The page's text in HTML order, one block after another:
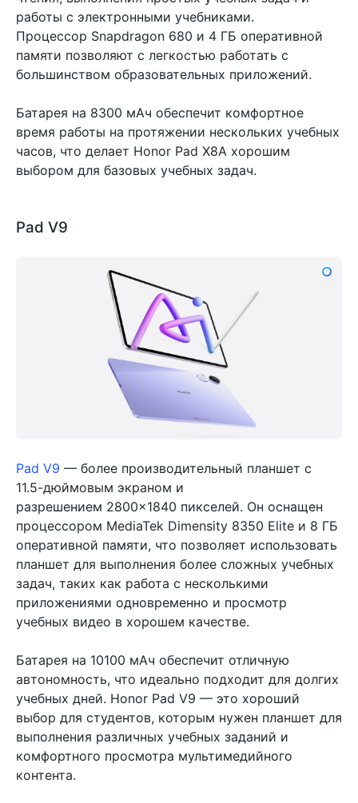
работы с электронными учебниками.
Процессор Snapdragon 680 и 4 ГБ оперативной
памяти позволяют с легкостью работать с
большинством образовательных приложений.
Батарея на 8300 мАч обеспечит комфортное
время работы на протяжении нескольких учебных
часов, что делает Honor Pad X8A хорошим
выбором для базовых учебных задач.
Pad V9
Pad V9 — более производительный планшет с
11.5-дюймовым экраном и
разрешением 2800×1840 пикселей. Он оснащен
процессором MediaTek Dimensity 8350 Elite и 8 ГБ
оперативной памяти, что позволяет использовать
планшет для выполнения более сложных учебных
задач, таких как работа с несколькими
приложениями одновременно и просмотр
учебных видео в хорошем качестве.
Батарея на 10100 мАч обеспечит отличную
автономность, что идеально подходит для долгих
учебных дней. Honor Pad V9 — это хороший
выбор для студентов, которым нужен планшет для
выполнения различных учебных заданий и
комфортного просмотра мультимедийного
контента.